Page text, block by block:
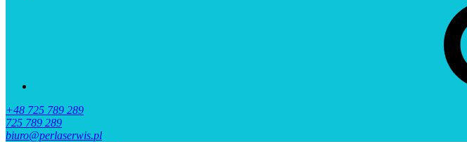
+48 725 789 289
725 789 289
biuro@perlaserwis.pl